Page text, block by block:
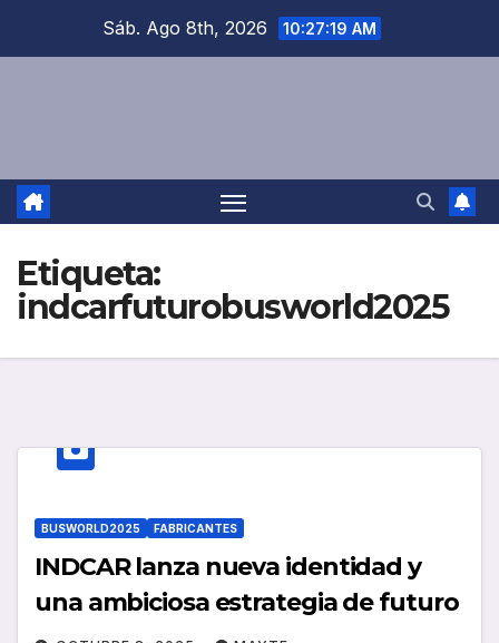
Sáb. Ago 8th, 2026 10:27:19 AM
Etiqueta:
indcarfuturobusworld2025
BUSWORLD2025 FABRICANTES
INDCAR lanza nueva identidad y
una ambiciosa estrategia de futuro